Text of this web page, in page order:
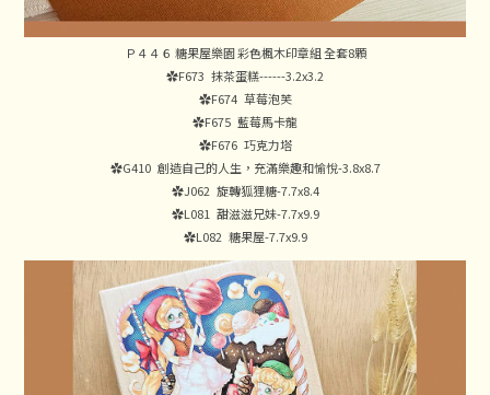
Ｐ４４６ 糖果屋樂園 彩色楓木印章組 全套8顆
✿F673 抹茶蛋糕------3.2x3.2
✿F674 草莓泡芙
✿F675 藍莓馬卡龍
✿F676 巧克力塔
✿G410 創造自己的人生，充滿樂趣和愉悅-3.8x8.7
✿J062 旋轉狐狸糖-7.7x8.4
✿L081 甜滋滋兄妹-7.7x9.9
✿L082 糖果屋-7.7x9.9